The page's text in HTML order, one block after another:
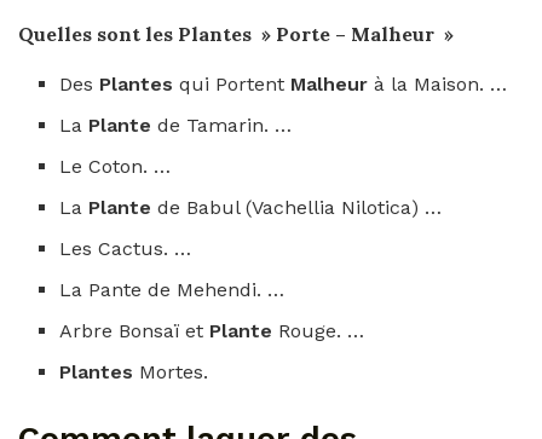
Quelles sont les Plantes » Porte – Malheur »
Des Plantesqui Portent Malheurà la Maison. …
La Plantede Tamarin. …
Le Coton. …
La Plantede Babul (Vachellia Nilotica) …
Les Cactus. …
La Pante de Mehendi. …
Arbre Bonsaï et Plante Rouge. …
Plantes Mortes.